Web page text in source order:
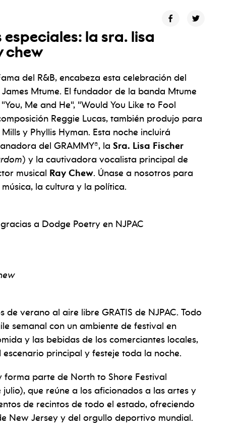
la sra. lisa
chew
del R&B, encabeza esta celebración del
Mtume. El fundador de la banda Mtume
Me and He", "Would You Like to Fool
Reggie Lucas, también produjo para
y Phyllis Hyman. Esta noche incluirá
del GRAMMY®, la Sra. Lisa Fischer
) y la cautivadora vocalista principal de
musical Ray Chew. Únase a nosotros para
la cultura y la política.
gracias a Dodge Poetry en NJPAC
verano al aire libre GRATIS de NJPAC. Todo
semanal con un ambiente de festival en
y las bebidas de los comerciantes locales,
principal y festeje toda la noche.
forma parte de North to Shore Festival
que reúne a los aficionados a las artes y
de recintos de todo el estado, ofreciendo
New Jersey y del orgullo deportivo mundial.